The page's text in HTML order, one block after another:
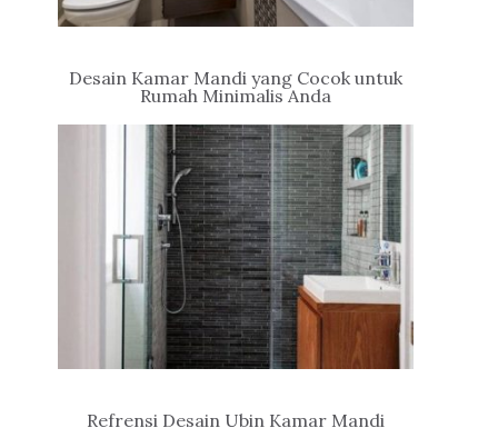
Desain Kamar Mandi yang Cocok untuk
Rumah Minimalis Anda
Refrensi Desain Ubin Kamar Mandi